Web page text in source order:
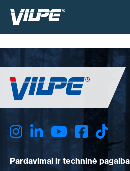
IŠMANUS STOGAS
SPRENDIMAI
ĮGYVENDINTI PROJEKTAI
MONTAVIMAS IR BROŠIŪROS
Pardavimai ir techninė pagalba